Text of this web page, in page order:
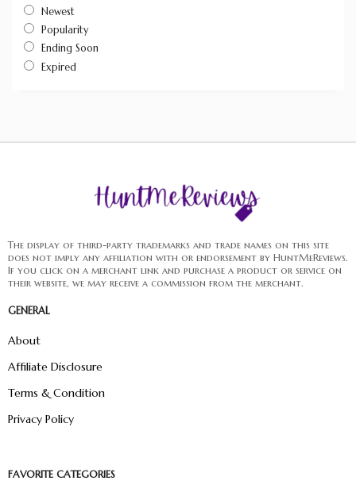
Newest
Popularity
Ending Soon
Expired
The display of third-party trademarks and trade names on this site
does not imply any affiliation with or endorsement by HuntMeReviews.
If you click on a merchant link and purchase a product or service on
their website, we may receive a commission from the merchant.
GENERAL
About
Affiliate Disclosure
Terms & Condition
Privacy Policy
FAVORITE CATEGORIES